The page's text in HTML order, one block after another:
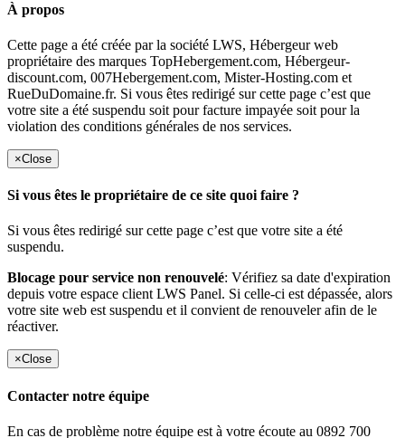
À propos
Cette page a été créée par la société LWS, Hébergeur web
propriétaire des marques TopHebergement.com, Hébergeur-
discount.com, 007Hebergement.com, Mister-Hosting.com et
RueDuDomaine.fr. Si vous êtes redirigé sur cette page c’est que
votre site a été suspendu soit pour facture impayée soit pour la
violation des conditions générales de nos services.
×Close
Si vous êtes le propriétaire de ce site quoi faire ?
Si vous êtes redirigé sur cette page c’est que votre site a été
suspendu.
Blocage pour service non renouvelé: Vérifiez sa date d'expiration
depuis votre espace client LWS Panel. Si celle-ci est dépassée, alors
votre site web est suspendu et il convient de renouveler afin de le
réactiver.
×Close
Contacter notre équipe
En cas de problème notre équipe est à votre écoute au 0892 700